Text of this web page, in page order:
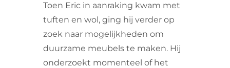
Toen Eric in aanraking kwam met
tuften en wol, ging hij verder op
zoek naar mogelijkheden om
duurzame meubels te maken. Hij
onderzoekt momenteel of het